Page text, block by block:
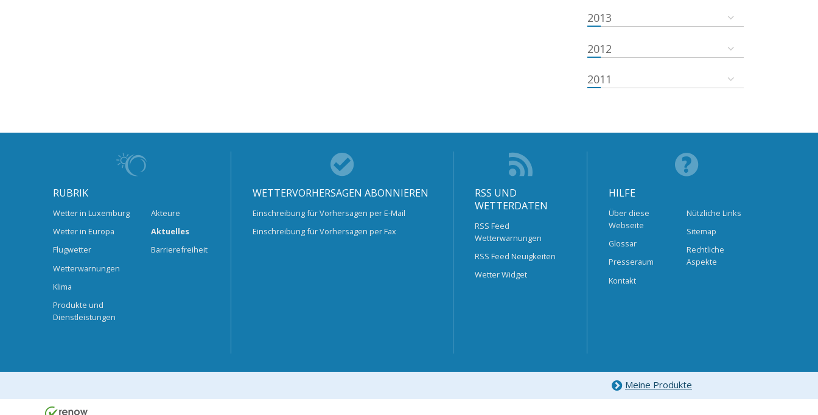
2013
2012
2011
RUBRIK
Wetter in Luxemburg
Wetter in Europa
Flugwetter
Wetterwarnungen
Klima
Produkte und
Dienstleistungen
Akteure
Aktuelles
Barrierefreiheit
WETTERVORHERSAGEN ABONNIEREN
Einschreibung für Vorhersagen per E-Mail
Einschreibung für Vorhersagen per Fax
RSS UND
WETTERDATEN
RSS Feed
Wetterwarnungen
RSS Feed Neuigkeiten
Wetter Widget
HILFE
Über diese
Webseite
Glossar
Presseraum
Kontakt
Nützliche Links
Sitemap
Rechtliche
Aspekte
Meine Produkte